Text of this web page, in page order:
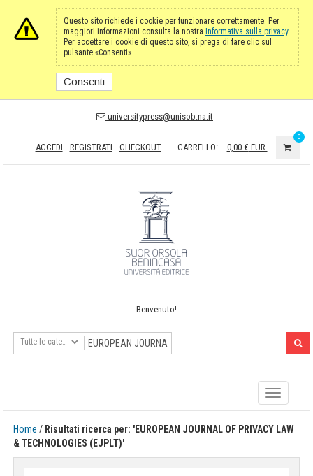
Questo sito richiede i cookie per funzionare correttamente. Per
maggiori informazioni consulta la nostra Informativa sulla privacy.
Per accettare i cookie di questo sito, si prega di fare clic sul
pulsante «Consenti».
Consenti
universitypress@unisob.na.it
ACCEDI REGISTRATI CHECKOUT CARRELLO: 0,00 € EUR
0
Benvenuto!
Toggle
navigation
Home / Risultati ricerca per: 'EUROPEAN JOURNAL OF PRIVACY LAW
& TECHNOLOGIES (EJPLT)'